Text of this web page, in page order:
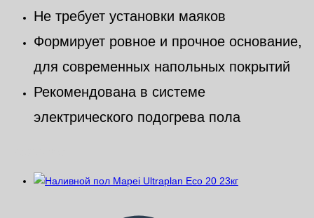
Не требует установки маяков
Формирует ровное и прочное основание,
для современных напольных покрытий
Рекомендована в системе
электрического подогрева пола